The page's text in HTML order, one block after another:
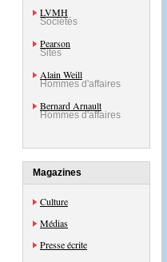
LVMH
Sociétés
Pearson
Sites
Alain Weill
Hommes d'affaires
Bernard Arnault
Hommes d'affaires
Magazines
Culture
Médias
Presse écrite